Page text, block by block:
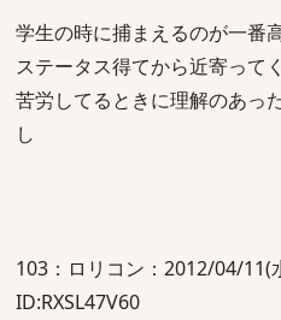
学生の時に捕まえるのが一番
ステータス得てから近寄って
苦労してるときに理解のあっ
し
103：ロリコン：2012/04/11(
ID:RXSL47V60